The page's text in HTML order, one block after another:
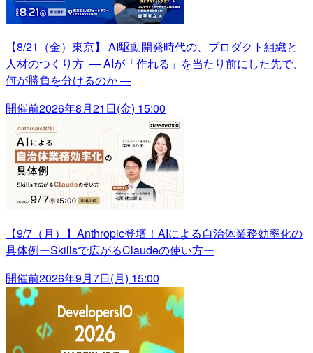
【8/21（金）東京】 AI駆動開発時代の、プロダクト組織と
人材のつくり方 ― AIが「作れる」を当たり前にした先で、
何が勝負を分けるのか ―
開催前2026年8月21日(金) 15:00
【9/7（月）】Anthropic登壇！AIによる自治体業務効率化の
具体例ーSkillsで広がるClaudeの使い方ー
開催前2026年9月7日(月) 15:00